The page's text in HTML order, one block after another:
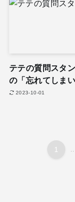
テテの質問スタ
の「忘れてしまい
2023-10-01
1